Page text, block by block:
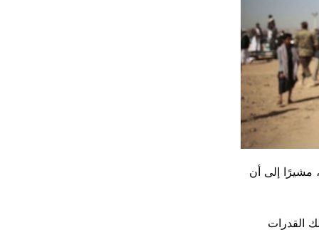
مشيرًا إلى أن
القدرات